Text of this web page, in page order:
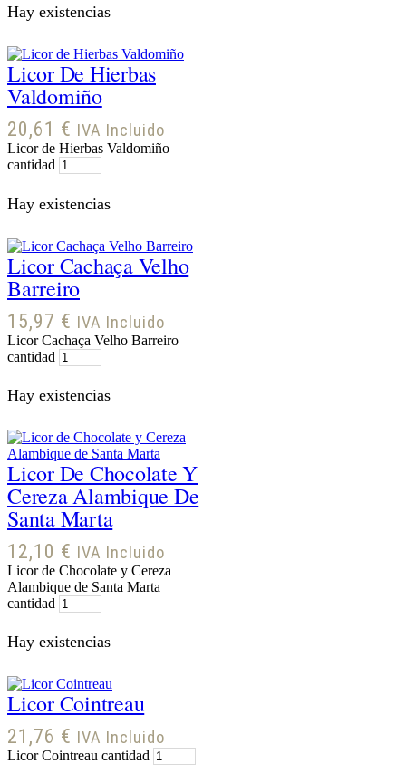
Hay existencias
Licor De Hierbas
Valdomiño
20,61 € IVA Incluido
Licor de Hierbas Valdomiño
cantidad
Hay existencias
Licor Cachaça Velho
Barreiro
15,97 € IVA Incluido
Licor Cachaça Velho Barreiro
cantidad
Hay existencias
Licor De Chocolate Y
Cereza Alambique De
Santa Marta
12,10 € IVA Incluido
Licor de Chocolate y Cereza
Alambique de Santa Marta
cantidad
Hay existencias
Licor Cointreau
21,76 € IVA Incluido
Licor Cointreau cantidad